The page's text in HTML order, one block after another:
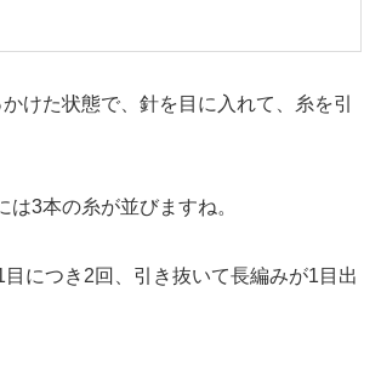
けた状態で、針を目に入れて、糸を引
は3本の糸が並びますね。
につき2回、引き抜いて長編みが1目出